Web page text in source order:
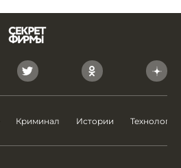
Криминал Истории Технологии